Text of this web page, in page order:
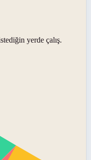
yerde çalış.